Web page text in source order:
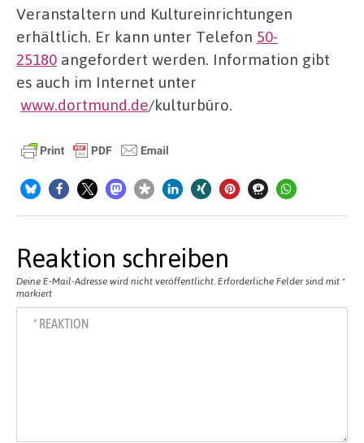
Veranstaltern und Kultureinrichtungen
erhältlich. Er kann unter Telefon 50-
25180 angefordert werden. Information gibt
es auch im Internet unter
www.dortmund.de/kulturbüro.
Reaktion schreiben
Deine E-Mail-Adresse wird nicht veröffentlicht. Erforderliche Felder sind mit *
markiert